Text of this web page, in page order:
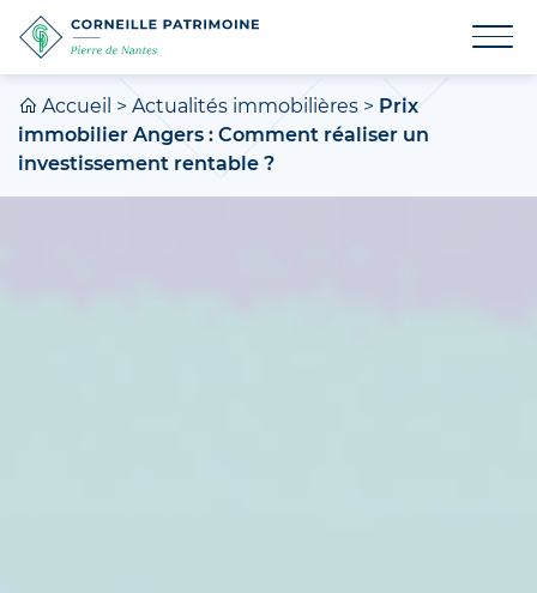
Accueil > Actualités immobilières > Prix
immobilier Angers : Comment réaliser un
investissement rentable ?